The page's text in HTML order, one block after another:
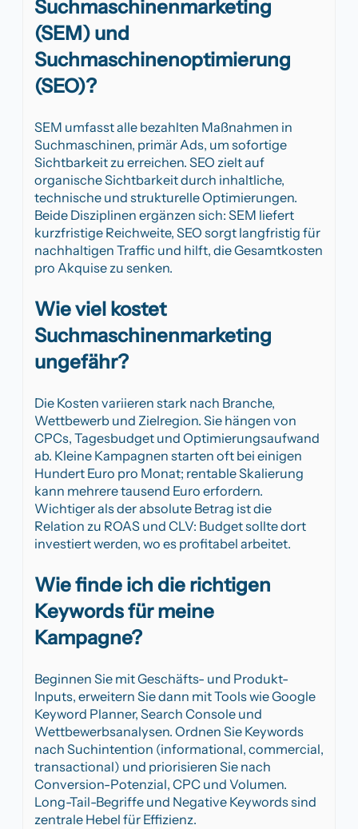
Suchmaschinenmarketing
(SEM) und
Suchmaschinenoptimierung
(SEO)?
SEM umfasst alle bezahlten Maßnahmen in
Suchmaschinen, primär Ads, um sofortige
Sichtbarkeit zu erreichen. SEO zielt auf
organische Sichtbarkeit durch inhaltliche,
technische und strukturelle Optimierungen.
Beide Disziplinen ergänzen sich: SEM liefert
kurzfristige Reichweite, SEO sorgt langfristig für
nachhaltigen Traffic und hilft, die Gesamtkosten
pro Akquise zu senken.
Wie viel kostet
Suchmaschinenmarketing
ungefähr?
Die Kosten variieren stark nach Branche,
Wettbewerb und Zielregion. Sie hängen von
CPCs, Tagesbudget und Optimierungsaufwand
ab. Kleine Kampagnen starten oft bei einigen
Hundert Euro pro Monat; rentable Skalierung
kann mehrere tausend Euro erfordern.
Wichtiger als der absolute Betrag ist die
Relation zu ROAS und CLV: Budget sollte dort
investiert werden, wo es profitabel arbeitet.
Wie finde ich die richtigen
Keywords für meine
Kampagne?
Beginnen Sie mit Geschäfts- und Produkt-
Inputs, erweitern Sie dann mit Tools wie Google
Keyword Planner, Search Console und
Wettbewerbsanalysen. Ordnen Sie Keywords
nach Suchintention (informational, commercial,
transactional) und priorisieren Sie nach
Conversion-Potenzial, CPC und Volumen.
Long-Tail-Begriffe und Negative Keywords sind
zentrale Hebel für Effizienz.